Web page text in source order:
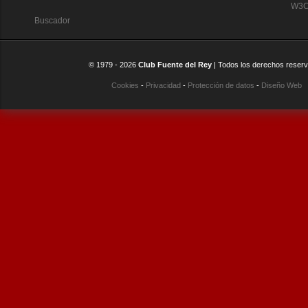
Buscador
© 1979 - 2026 Club Fuente del Rey| Todos los derechos
Cookies - Privacidad - Protección de datos - Diseño Web